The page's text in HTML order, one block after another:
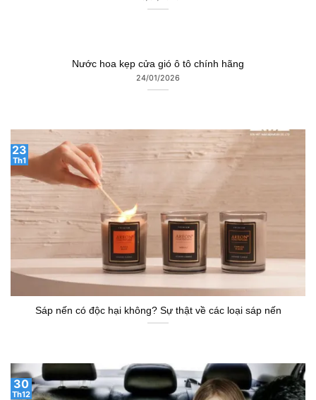
Nước hoa kẹp cửa gió ô tô chính hãng
24/01/2026
Sáp nến có độc hại không? Sự thật về các loại sáp nến
23
Th1
30
Th12